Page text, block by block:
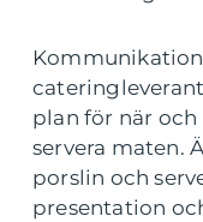
plan för när och
servera maten.
porslin och
presentation